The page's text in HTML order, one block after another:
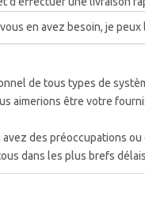
vous en avez besoin, je
de tous types de
aimerions être votre
des préoccupations
dans les plus brefs